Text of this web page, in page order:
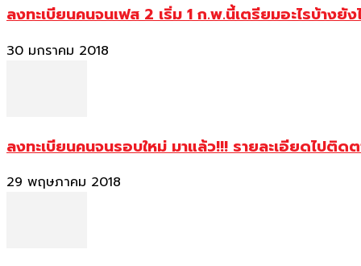
ลงทะเบียนคนจนเฟส 2 เริ่ม 1 ก.พ.นี้เตรียมอะไรบ้างยัง
30 มกราคม 2018
ลงทะเบียนคนจนรอบใหม่ มาแล้ว!!! รายละเอียดไปติด
29 พฤษภาคม 2018